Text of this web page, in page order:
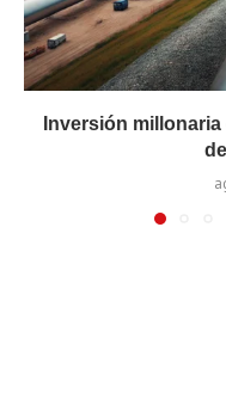
Inversión